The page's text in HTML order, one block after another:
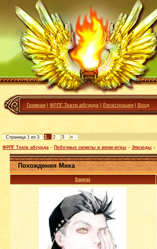
Главная | ФРПГ Театр абсурда | Регистрация | Вход
Страница 1 из 3 1 2 3 »
ФРПГ Театр абсурда » Побочные сюжеты и мини-игры » Эпизоды »
Похождения Мика
Saprai